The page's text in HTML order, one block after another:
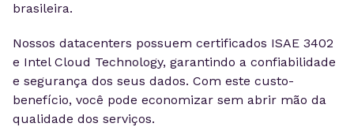
brasileira.
Nossos datacenters possuem certificados ISAE 3402
e Intel Cloud Technology, garantindo a confiabilidade
e segurança dos seus dados. Com este custo-
benefício, você pode economizar sem abrir mão da
qualidade dos serviços.